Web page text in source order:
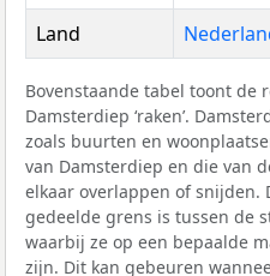
Land
Bovenstaande tabel toont de
Damsterdiep ‘raken’.
zoals buurten en
van Damsterdiep en die van
elkaar overlappen of snijden.
gedeelde grens is tussen de
waarbij ze op een bepaalde
zijn. Dit kan gebeuren